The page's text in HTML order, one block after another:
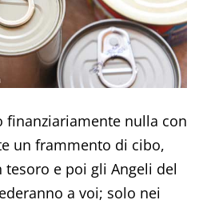
finanziariamente nulla con
un frammento di cibo,
e poi gli Angeli del
a voi; solo nei